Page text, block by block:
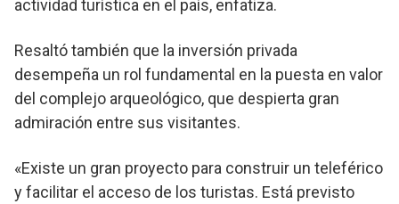
actividad turística en el país, enfatiza.
Resaltó también que la inversión privada
desempeña un rol fundamental en la puesta en valor
del complejo arqueológico, que despierta gran
admiración entre sus visitantes.
«Existe un gran proyecto para construir un teleférico
y facilitar el acceso de los turistas. Está previsto